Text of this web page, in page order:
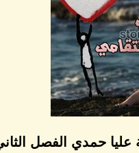
عليا حمدي الفصل